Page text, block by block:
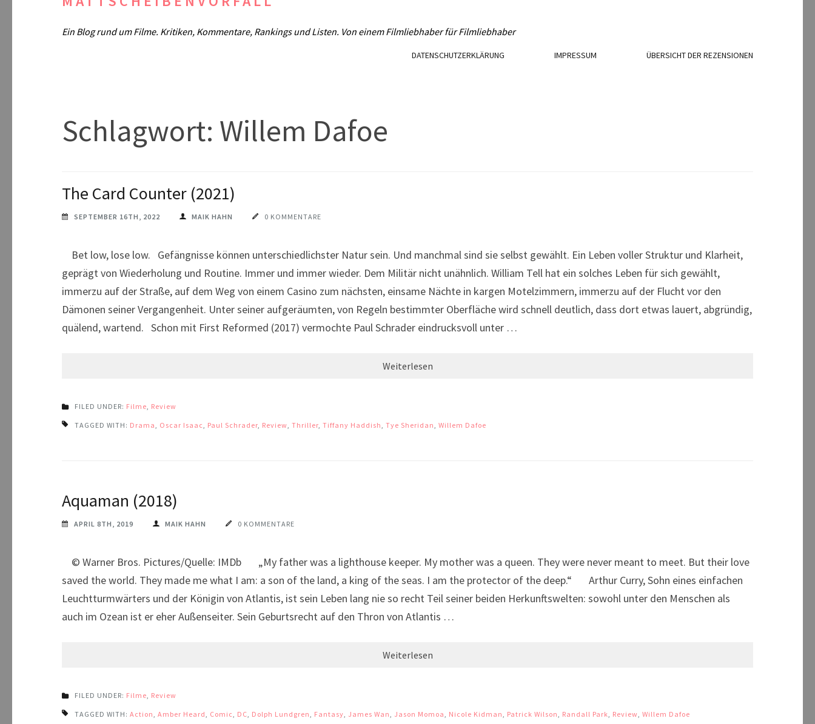
Ein Blog rund um Filme. Kritiken, Kommentare, Rankings und Listen. Von einem Filmliebhaber für Filmliebhaber
DATENSCHUTZERKLÄRUNG IMPRESSUM ÜBERSICHT DER REZENSIONEN
Schlagwort: Willem Dafoe
The Card Counter (2021)
SEPTEMBER 16TH, 2022 MAIK HAHN 0 KOMMENTARE
Bet low, lose low. Gefängnisse können unterschiedlichster Natur sein. Und manchmal sind sie selbst gewählt. Ein Leben voller Struktur und Klarheit,
geprägt von Wiederholung und Routine. Immer und immer wieder. Dem Militär nicht unähnlich. William Tell hat ein solches Leben für sich gewählt,
immerzu auf der Straße, auf dem Weg von einem Casino zum nächsten, einsame Nächte in kargen Motelzimmern, immerzu auf der Flucht vor den
Dämonen seiner Vergangenheit. Unter seiner aufgeräumten, von Regeln bestimmter Oberfläche wird schnell deutlich, dass dort etwas lauert, abgründig,
quälend, wartend. Schon mit First Reformed (2017) vermochte Paul Schrader eindrucksvoll unter …
Weiterlesen
FILED UNDER: Filme, Review
TAGGED WITH: Drama, Oscar Isaac, Paul Schrader, Review, Thriller, Tiffany Haddish, Tye Sheridan, Willem Dafoe
Aquaman (2018)
APRIL 8TH, 2019 MAIK HAHN 0 KOMMENTARE
© Warner Bros. Pictures/Quelle: IMDb „My father was a lighthouse keeper. My mother was a queen. They were never meant to meet. But their love
saved the world. They made me what I am: a son of the land, a king of the seas. I am the protector of the deep.“ Arthur Curry, Sohn eines einfachen
Leuchtturmwärters und der Königin von Atlantis, ist sein Leben lang nie so recht Teil seiner beiden Herkunftswelten: sowohl unter den Menschen als
auch im Ozean ist er eher Außenseiter. Sein Geburtsrecht auf den Thron von Atlantis …
Weiterlesen
FILED UNDER: Filme, Review
TAGGED WITH: Action, Amber Heard, Comic, DC, Dolph Lundgren, Fantasy, James Wan, Jason Momoa, Nicole Kidman, Patrick Wilson, Randall Park, Review, Willem Dafoe